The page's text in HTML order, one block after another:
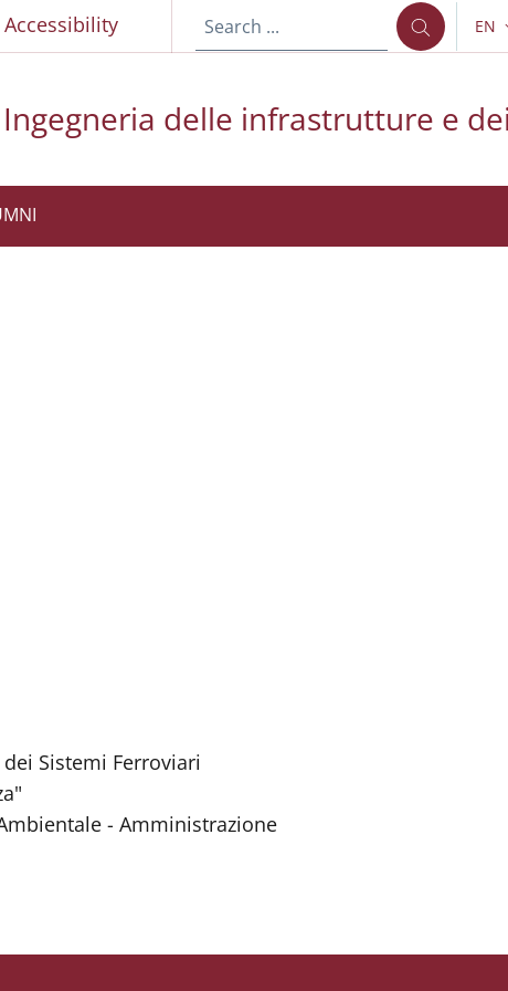
Accessibility EN
delle infrastrutture e
Sistemi Ferroviari
- Amministrazione